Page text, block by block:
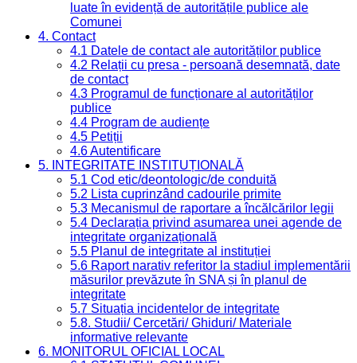
luate în evidență de autoritățile publice ale
Comunei
4. Contact
4.1 Datele de contact ale autorităților publice
4.2 Relații cu presa - persoană desemnată, date
de contact
4.3 Programul de funcționare al autorităților
publice
4.4 Program de audiențe
4.5 Petiții
4.6 Autentificare
5. INTEGRITATE INSTITUȚIONALĂ
5.1 Cod etic/deontologic/de conduită
5.2 Lista cuprinzând cadourile primite
5.3 Mecanismul de raportare a încălcărilor legii
5.4 Declarația privind asumarea unei agende de
integritate organizațională
5.5 Planul de integritate al instituției
5.6 Raport narativ referitor la stadiul implementării
măsurilor prevăzute în SNA și în planul de
integritate
5.7 Situația incidentelor de integritate
5.8. Studii/ Cercetări/ Ghiduri/ Materiale
informative relevante
6. MONITORUL OFICIAL LOCAL